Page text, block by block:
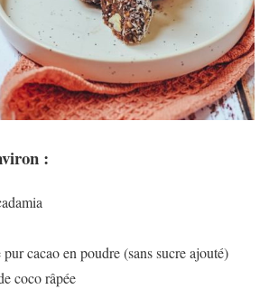
:
cacao en poudre (sans sucre ajouté)
coco râpée